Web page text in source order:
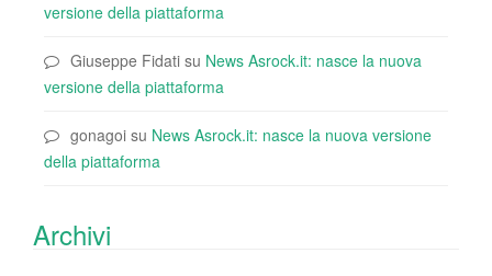
versione della piattaforma
Giuseppe Fidati su News Asrock.it: nasce la nuova
versione della piattaforma
gonagoi su News Asrock.it: nasce la nuova versione
della piattaforma
Archivi